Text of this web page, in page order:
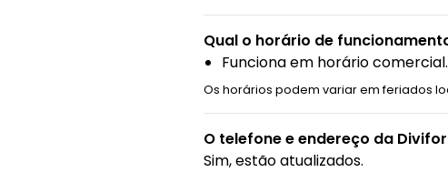
Qual o horário de
Funciona em horário comercial.
Os horários podem variar em feriados
O telefone e endereço da
Sim, estão atualizados.